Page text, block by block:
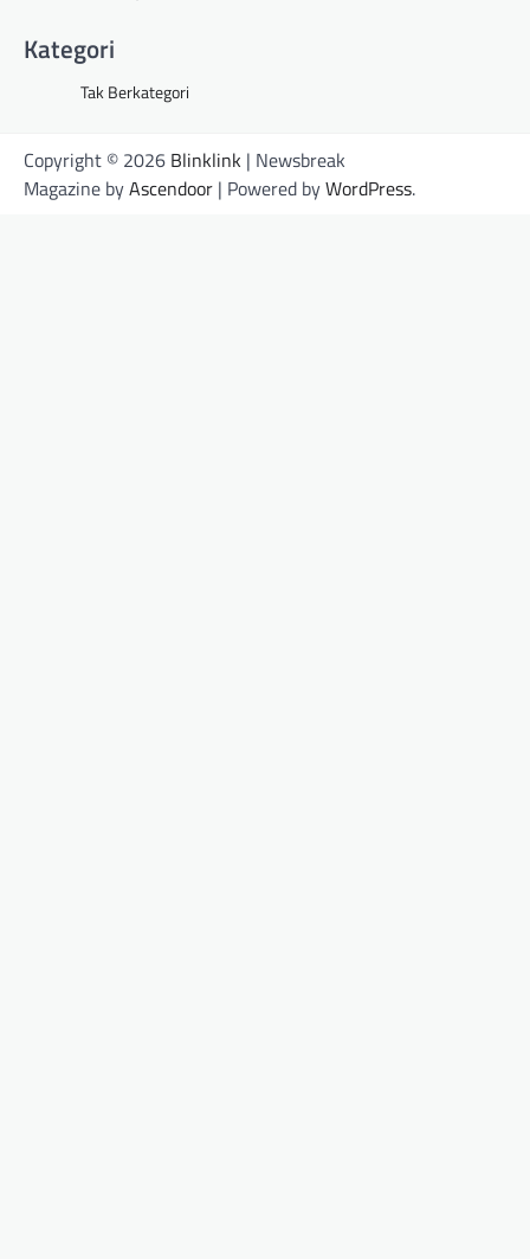
Kategori
Tak Berkategori
Copyright © 2026 Blinklink | Newsbreak
Magazine byAscendoor | Powered byWordPress.